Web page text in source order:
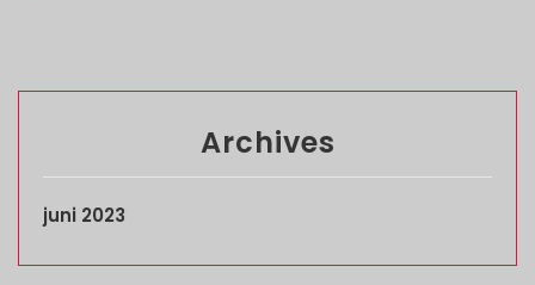
Archives
juni 2023